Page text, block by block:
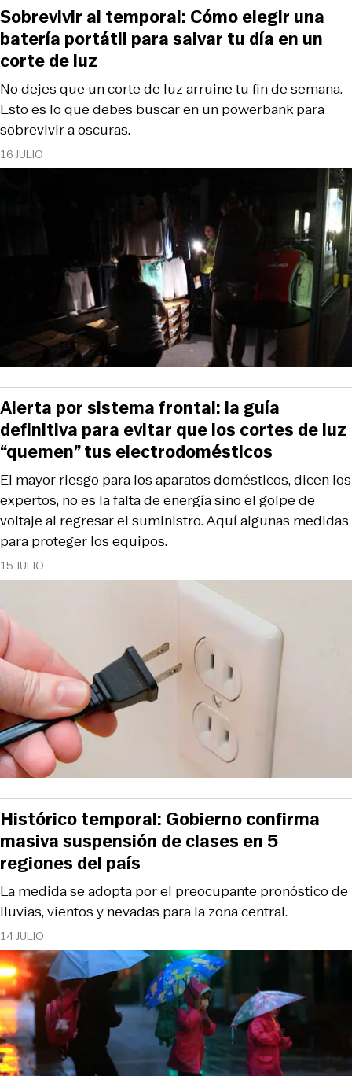
16 JULIO
No dejes que un corte de luz arruine tu fin de semana.
Esto es lo que debes buscar en un powerbank para
sobrevivir a oscuras.
Sobrevivir al temporal: Cómo elegir una
batería portátil para salvar tu día en un
corte de luz
15 JULIO
El mayor riesgo para los aparatos domésticos, dicen los
expertos, no es la falta de energía sino el golpe de
voltaje al regresar el suministro. Aquí algunas medidas
para proteger los equipos.
Alerta por sistema frontal: la guía
definitiva para evitar que los cortes de luz
“quemen” tus electrodomésticos
14 JULIO
La medida se adopta por el preocupante pronóstico de
lluvias, vientos y nevadas para la zona central.
Histórico temporal: Gobierno confirma
masiva suspensión de clases en 5
regiones del país